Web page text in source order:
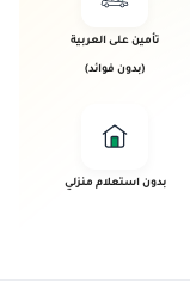
تأمين على العربية
(بدون فوائد)
بدون استعلام منزلي